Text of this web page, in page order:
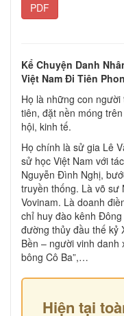
PDF
Kể Chuyện Danh
Việt Nam Đi Tiên
Họ là những con
tiên, đặt nền móng
hội, kinh tế.
Họ chính là sử gia Lê
sử học Việt Nam với
Nguyễn Đình Nghị,
truyền thống. Là võ sư
Vovinam. Là doanh
chỉ huy đào kênh Đông
đường thủy đầu thế kỷ
Bền – người vinh danh
bông Cô Ba”,…
Hiện tại